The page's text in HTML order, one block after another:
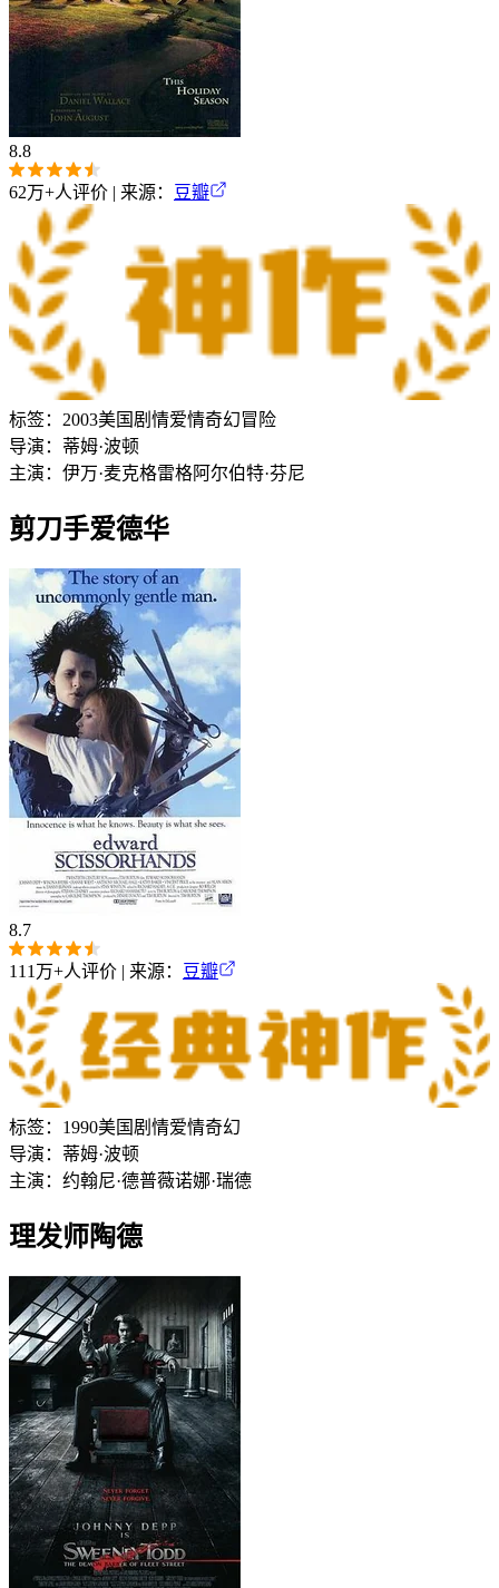
8.8
62万+人评价 | 来源： 豆瓣
标签： 2003美国 剧情爱情奇幻冒险
导演： 蒂姆·波顿
主演： 伊万·麦克格雷格阿尔伯特·芬尼
剪刀手爱德华
8.7
111万+人评价 | 来源： 豆瓣
标签： 1990美国 剧情爱情奇幻
导演： 蒂姆·波顿
主演： 约翰尼·德普薇诺娜·瑞德
理发师陶德